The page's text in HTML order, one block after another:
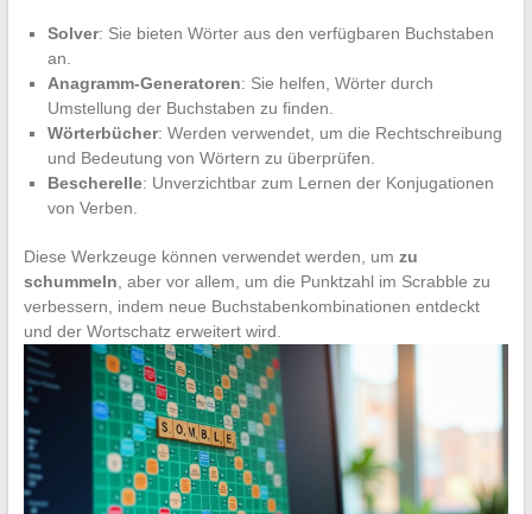
Solver: Sie bieten Wörter aus den verfügbaren Buchstaben
an.
Anagramm-Generatoren: Sie helfen, Wörter durch
Umstellung der Buchstaben zu finden.
Wörterbücher: Werden verwendet, um die Rechtschreibung
und Bedeutung von Wörtern zu überprüfen.
Bescherelle: Unverzichtbar zum Lernen der Konjugationen
von Verben.
Diese Werkzeuge können verwendet werden, um zu
schummeln , aber vor allem, um die Punktzahl im Scrabble zu
verbessern, indem neue Buchstabenkombinationen entdeckt
und der Wortschatz erweitert wird.